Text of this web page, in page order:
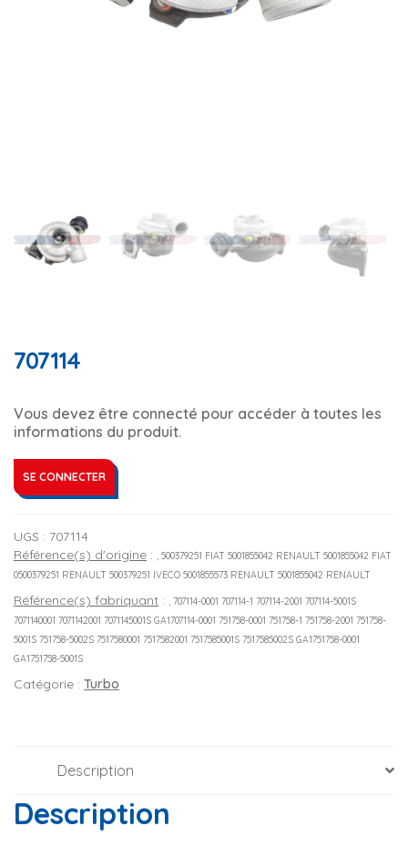
707114
Vous devez être connecté pour accéder à toutes les
informations du produit.
SE CONNECTER
UGS : 707114
Référence(s) d'origine : , 500379251 FIAT 5001855042 RENAULT 5001855042 FIAT
0500379251 RENAULT 500379251 IVECO 5001855573 RENAULT 5001855042 RENAULT
Référence(s) fabriquant : , 707114-0001 707114-1 707114-2001 707114-5001S
7071140001 7071142001 7071145001S GA1707114-0001 751758-0001 751758-1 751758-2001 751758-
5001S 751758-5002S 7517580001 7517582001 7517585001S 7517585002S GA1751758-0001
GA1751758-5001S
Catégorie : Turbo
Description
Description